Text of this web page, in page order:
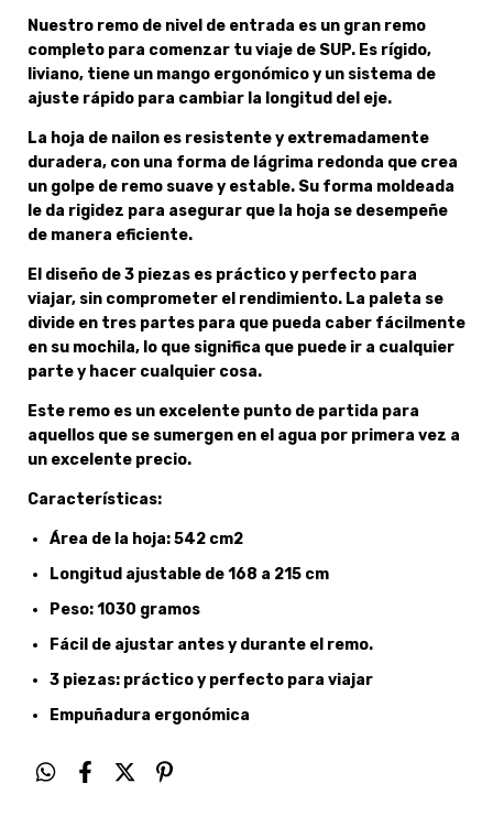
Nuestro remo de nivel de entrada es un gran remo
completo para comenzar tu viaje de SUP. Es rígido,
liviano, tiene un mango ergonómico y un sistema de
ajuste rápido para cambiar la longitud del eje.
La hoja de nailon es resistente y extremadamente
duradera, con una forma de lágrima redonda que crea
un golpe de remo suave y estable. Su forma moldeada
le da rigidez para asegurar que la hoja se desempeñe
de manera eficiente.
El diseño de 3 piezas es práctico y perfecto para
viajar, sin comprometer el rendimiento. La paleta se
divide en tres partes para que pueda caber fácilmente
en su mochila, lo que significa que puede ir a cualquier
parte y hacer cualquier cosa.
Este remo es un excelente punto de partida para
aquellos que se sumergen en el agua por primera vez a
un excelente precio.
Características:
Área de la hoja: 542 cm2
Longitud ajustable de 168 a 215 cm
Peso: 1030 gramos
Fácil de ajustar antes y durante el remo.
3 piezas: práctico y perfecto para viajar
Empuñadura ergonómica